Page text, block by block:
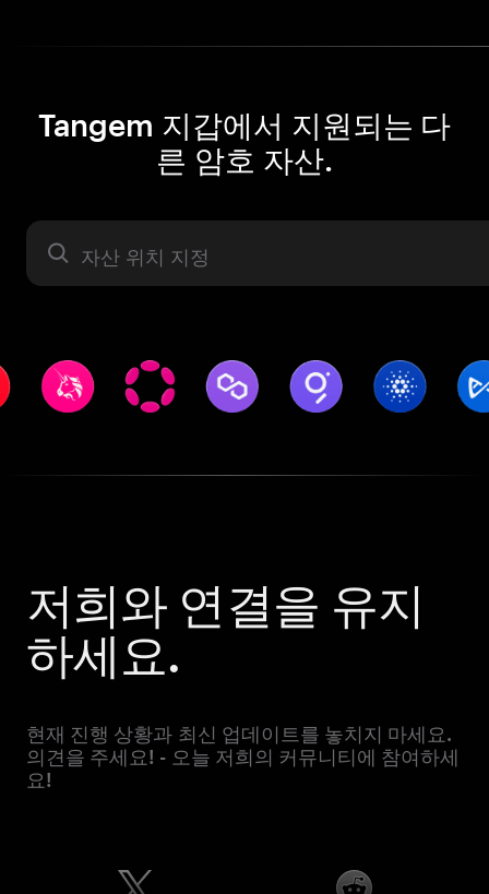
Tangem 지갑에서 지원되는 다
른 암호 자산.
자산 라벨
저희와 연결을 유지
하세요.
현재 진행 상황과 최신 업데이트를 놓치지 마세요.
의견을 주세요! - 오늘 저희의 커뮤니티에 참여하세
요!